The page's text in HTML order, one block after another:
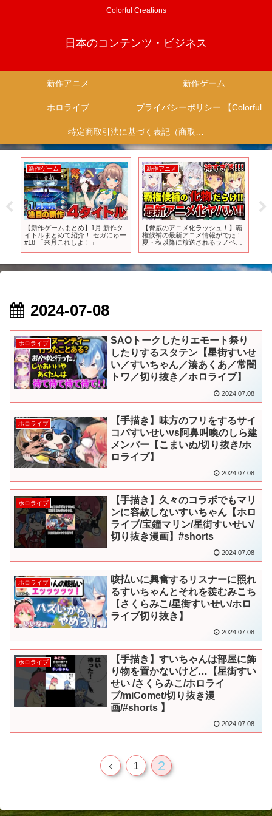
Colorful Creations
日本のコンテンツ・ビジネス
新作アニメ 新作ゲーム
ホロライブ プライバシーポリシー 【Colorful Creation】
特定商取引法に基づく表記（商取引に関する開示）
新作ゲーム
【新作ゲームまとめ】1月 新作タ
イトルまとめて紹介！ セガにゅー
#18 「来月これしよ！」
新作アニメ
【脅威のアニメ化ラッシュ！】覇
権候補の最新アニメ情報がでた！
夏・秋以降に放送されるラノベ系
屋／ありふれた】
2024-07-08
ホロライブ
SAOトークしたりエモート祭り
したりするスタテン【星街すいせ
い／すいちゃん／湊あくあ／常闇
トワ／切り抜き／ホロライブ】
2024.07.08
ホロライブ
【手描き】味方のフリをするサイ
コパすいせいvs阿鼻叫喚のしら建
メンバー【こまいぬ/切り抜き/ホ
ロライブ】
2024.07.08
ホロライブ
【手描き】久々のコラボでもマリ
ンに容赦しないすいちゃん【ホロ
ライブ/宝鐘マリン/星街すいせい/
切り抜き漫画】#shorts
2024.07.08
ホロライブ
咳払いに興奮するリスナーに照れ
るすいちゃんとそれを羨むみこち
【さくらみこ/星街すいせい/ホロ
ライブ切り抜き】
2024.07.08
ホロライブ
【手描き】すいちゃんは部屋に飾
り物を置かないけど…【星街すい
せい /さくらみこ/ホロライ
ブ/miComet/切り抜き漫
画/#shorts 】
2024.07.08
前
1 2